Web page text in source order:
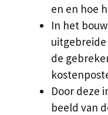
en en hoe
In het
uitgebreide
de
Door deze
beeld van